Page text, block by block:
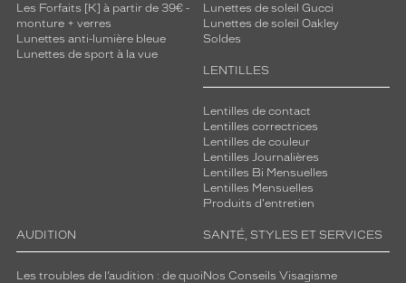
Les Forfaits [K] à partir de 39€ -
monture + verres
Lunettes anti-lumière bleue
Lunettes de sport à la vue
Lunettes de soleil Gucci
Lunettes de soleil Oakley
Soldes
LENTILLES
Lentilles de contact
Lentilles correctrices
Lentilles de couleur
Lentilles Journalières
Lentilles Bi Mensuelles
Lentilles Mensuelles
Produits d'entretien
AUDITION
Les troubles de l’audition : de quoi
SANTÉ, STYLES ET SERVICES
Nos Conseils Visagisme